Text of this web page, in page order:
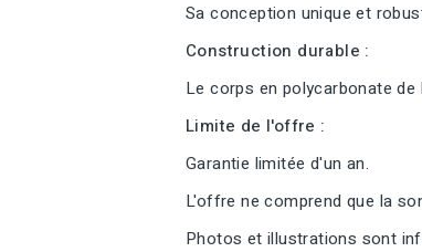
Sa conception unique et
Construction durable :
Le corps en polycarbonate
Limite de l'offre :
Garantie limitée d'un an.
L'offre ne comprend que la
Photos et illustrations sont